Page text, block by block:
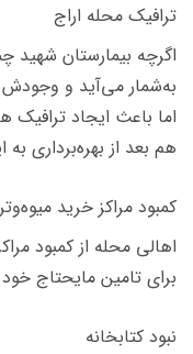
ترافیک محله اراج
اگرچه بیمارستان شهید
به‌شمار می‌آید و
اما باعث ایجاد
هم بعد از بهره‌برداری
کمبود مراکز خرید
اهالی محله از کمبود
برای تامین مایحتاج
نبود کتابخانه